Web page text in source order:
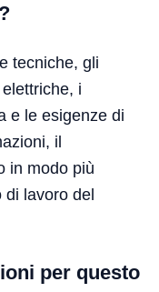
tecniche, gli
i
e le esigenze di
il
in modo più
di lavoro del
per questo